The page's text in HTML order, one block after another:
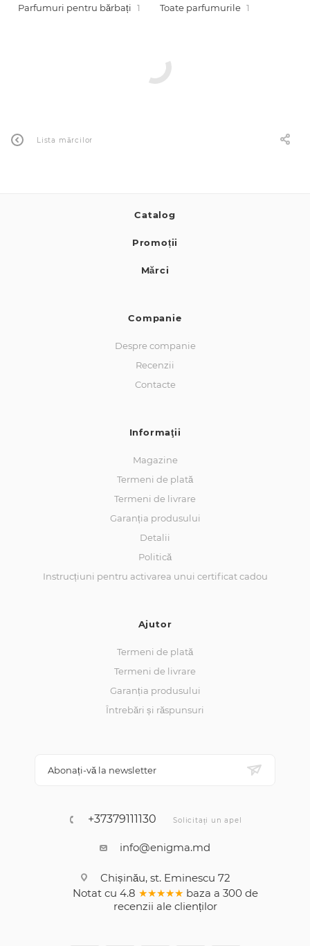
Parfumuri pentru bărbați 1 Toate parfumurile 1
Lista mărcilor
Catalog
Promoții
Mărci
Companie
Despre companie
Recenzii
Contacte
Informaţii
Magazine
Termeni de plată
Termeni de livrare
Garanția produsului
Detalii
Politică
Instrucțiuni pentru activarea unui certificat cadou
Ajutor
Termeni de plată
Termeni de livrare
Garanția produsului
Întrebări și răspunsuri
Abonați-vă la newsletter
+37379111130 Solicitați un apel
info@enigma.md
Chișinău, st. Eminescu 72
Notat cu 4.8 ★★★★★ baza a 300 de
recenzii ale clienților